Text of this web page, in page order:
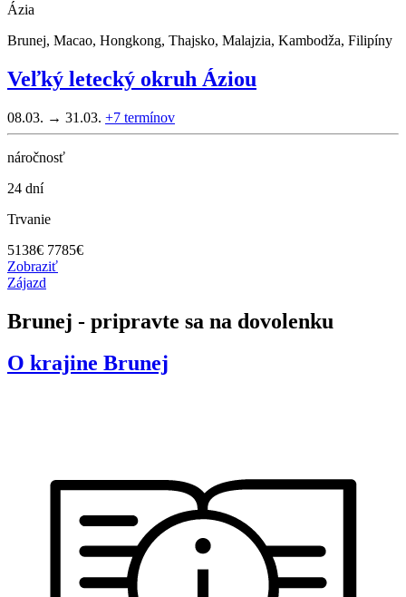
Ázia
Brunej, Macao, Hongkong, Thajsko, Malajzia, Kambodža, Filipíny
Veľký letecký okruh Áziou
08.03. → 31.03. +7 termínov
náročnosť
24 dní
Trvanie
5138€ 7785€
Zobraziť
Zájazd
Brunej - pripravte sa na dovolenku
O krajine Brunej